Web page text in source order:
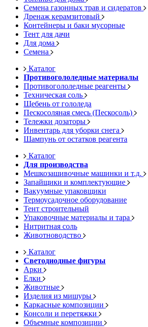
Семена газонных трав и сидератов
Дренаж керамзитовый
Контейнеры и баки мусорные
Тент для дачи
Для дома
Семена
Каталог
Противогололедные материалы
Противогололедные реагенты
Техническая соль
Щебень от гололеда
Пескосоляная смесь (Пескосоль)
Тележки дозаторы
Инвентарь для уборки снега
Шампунь от остатков реагента
Каталог
Для производства
Мешкозашивочные машинки и т.д.
Запайщики и комплектующие
Вакуумные упаковщики
Термоусадочное оборудование
Тент строительный
Упаковочные материалы и тара
Нитритная соль
Животноводство
Каталог
Светодиодные фигуры
Арки
Елки
Животные
Изделия из мишуры
Каркасные композиции
Консоли и перетяжки
Объемные композиции